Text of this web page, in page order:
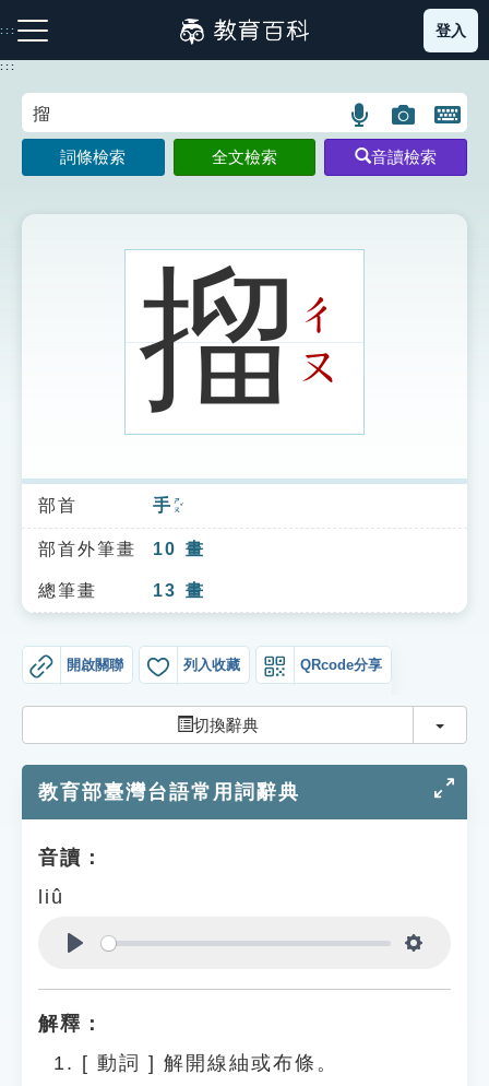
到
主
:::
注音索引圖示 筆畫索引圖示 部首索引表圖示
索引選單
知識索引
單字索引
貓頭鷹博士
登入
:::
語
言
搜
示
圖
片
搜
開
鍵
圖
詞條檢索 全文檢索 音讀檢索
㨨ㄔ
ㄡ
部首 手 ㄕㄡˇ
部首外筆畫 10 畫
總筆畫 13 畫
開啟關聯 列入收藏 QRcode分享
切換辭典 切換
教育部臺灣台語常用詞辭典
音讀：
liû
解釋：
[ 動詞 ] 解開線紬或布條。